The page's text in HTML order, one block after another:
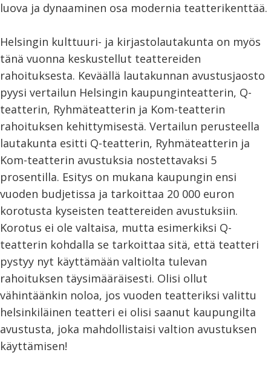
luova ja dynaaminen osa modernia teatterikenttää.
Helsingin kulttuuri- ja kirjastolautakunta on myös
tänä vuonna keskustellut teattereiden
rahoituksesta. Keväällä lautakunnan avustusjaosto
pyysi vertailun Helsingin kaupunginteatterin, Q-
teatterin, Ryhmäteatterin ja Kom-teatterin
rahoituksen kehittymisestä. Vertailun perusteella
lautakunta esitti Q-teatterin, Ryhmäteatterin ja
Kom-teatterin avustuksia nostettavaksi 5
prosentilla. Esitys on mukana kaupungin ensi
vuoden budjetissa ja tarkoittaa 20 000 euron
korotusta kyseisten teattereiden avustuksiin.
Korotus ei ole valtaisa, mutta esimerkiksi Q-
teatterin kohdalla se tarkoittaa sitä, että teatteri
pystyy nyt käyttämään valtiolta tulevan
rahoituksen täysimääräisesti. Olisi ollut
vähintäänkin noloa, jos vuoden teatteriksi valittu
helsinkiläinen teatteri ei olisi saanut kaupungilta
avustusta, joka mahdollistaisi valtion avustuksen
käyttämisen!